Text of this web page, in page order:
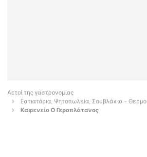
Αετοί της γαστρονομίας
Εστιατόρια, Ψητοπωλεία, Σουβλάκια - Θερμο
Καφενείο Ο Γεροπλάτανος